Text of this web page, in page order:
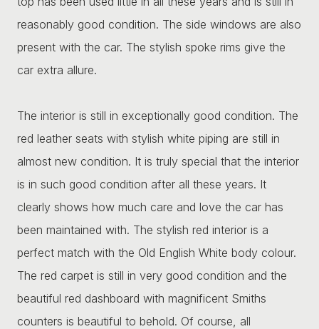
reasonably good condition. The side windows are also
present with the car. The stylish spoke rims give the
car extra allure.
The interior is still in exceptionally good condition. The
red leather seats with stylish white piping are still in
almost new condition. It is truly special that the interior
is in such good condition after all these years. It
clearly shows how much care and love the car has
been maintained with. The stylish red interior is a
perfect match with the Old English White body colour.
The red carpet is still in very good condition and the
beautiful red dashboard with magnificent Smiths
counters is beautiful to behold. Of course, all